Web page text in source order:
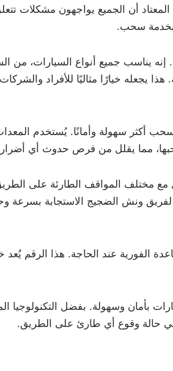
أن الجميع يواجهون مشكلات
بخدمة سحب.
يناسب جميع أنواع السيارات، من
يجعله خيارًا مثاليًا للأفراد
أكثر سهولة وأمانًا. يُستخدم
مما يقلل من فرص حدوث أي
مع مختلف المواقف الطارئة على
ونش الضجيج الاستجابة بسرعة
على المساعدة الفورية عند الحاجة. هذا الرقم
بأمان وسهولة. بفضل التكنولوجيا
حالة وقوع أي طارئ على الطريق.